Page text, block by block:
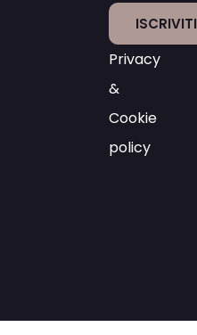
ISCRIVITI
Privacy
&
Cookie
policy